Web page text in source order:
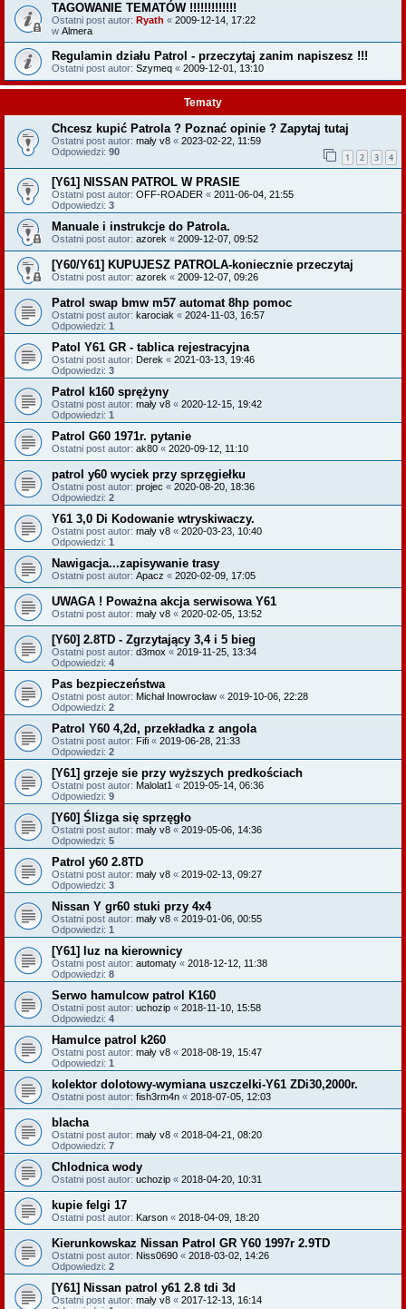
TAGOWANIE TEMATÓW !!!!!!!!!!!!!
Ostatni post autor: Ryath « 2009-12-14, 17:22
w Almera
Regulamin działu Patrol - przeczytaj zanim napiszesz !!!
Ostatni post autor: Szymeq « 2009-12-01, 13:10
Tematy
Chcesz kupić Patrola ? Poznać opinie ? Zapytaj tutaj
Ostatni post autor: mały v8 « 2023-02-22, 11:59
Odpowiedzi: 90 1 2 3 4
[Y61] NISSAN PATROL W PRASIE
Ostatni post autor: OFF-ROADER « 2011-06-04, 21:55
Odpowiedzi: 3
Manuale i instrukcje do Patrola.
Ostatni post autor: azorek « 2009-12-07, 09:52
[Y60/Y61] KUPUJESZ PATROLA-koniecznie przeczytaj
Ostatni post autor: azorek « 2009-12-07, 09:26
Patrol swap bmw m57 automat 8hp pomoc
Ostatni post autor: karociak « 2024-11-03, 16:57
Odpowiedzi: 1
Patol Y61 GR - tablica rejestracyjna
Ostatni post autor: Derek « 2021-03-13, 19:46
Odpowiedzi: 3
Patrol k160 sprężyny
Ostatni post autor: mały v8 « 2020-12-15, 19:42
Odpowiedzi: 1
Patrol G60 1971r. pytanie
Ostatni post autor: ak80 « 2020-09-12, 11:10
patrol y60 wyciek przy sprzęgiełku
Ostatni post autor: projec « 2020-08-20, 18:36
Odpowiedzi: 2
Y61 3,0 Di Kodowanie wtryskiwaczy.
Ostatni post autor: mały v8 « 2020-03-23, 10:40
Odpowiedzi: 1
Nawigacja...zapisywanie trasy
Ostatni post autor: Apacz « 2020-02-09, 17:05
UWAGA ! Poważna akcja serwisowa Y61
Ostatni post autor: mały v8 « 2020-02-05, 13:52
[Y60] 2.8TD - Zgrzytający 3,4 i 5 bieg
Ostatni post autor: d3mox « 2019-11-25, 13:34
Odpowiedzi: 4
Pas bezpieczeństwa
Ostatni post autor: Michał Inowrocław « 2019-10-06, 22:28
Odpowiedzi: 2
Patrol Y60 4,2d, przekładka z angola
Ostatni post autor: Fifi « 2019-06-28, 21:33
Odpowiedzi: 2
[Y61] grzeje sie przy wyższych predkościach
Ostatni post autor: Malolat1 « 2019-05-14, 06:36
Odpowiedzi: 9
[Y60] Ślizga się sprzęgło
Ostatni post autor: mały v8 « 2019-05-06, 14:36
Odpowiedzi: 5
Patrol y60 2.8TD
Ostatni post autor: mały v8 « 2019-02-13, 09:27
Odpowiedzi: 3
Nissan Y gr60 stuki przy 4x4
Ostatni post autor: mały v8 « 2019-01-06, 00:55
Odpowiedzi: 1
[Y61] luz na kierownicy
Ostatni post autor: automaty « 2018-12-12, 11:38
Odpowiedzi: 8
Serwo hamulcow patrol K160
Ostatni post autor: uchozip « 2018-11-10, 15:58
Odpowiedzi: 4
Hamulce patrol k260
Ostatni post autor: mały v8 « 2018-08-19, 15:47
Odpowiedzi: 1
kolektor dolotowy-wymiana uszczelki-Y61 ZDi30,2000r.
Ostatni post autor: fish3rm4n « 2018-07-05, 12:03
blacha
Ostatni post autor: mały v8 « 2018-04-21, 08:20
Odpowiedzi: 7
Chlodnica wody
Ostatni post autor: uchozip « 2018-04-20, 10:31
kupie felgi 17
Ostatni post autor: Karson « 2018-04-09, 18:20
Kierunkowskaz Nissan Patrol GR Y60 1997r 2.9TD
Ostatni post autor: Niss0690 « 2018-03-02, 14:26
Odpowiedzi: 2
[Y61] Nissan patrol y61 2.8 tdi 3d
Ostatni post autor: mały v8 « 2017-12-13, 16:14